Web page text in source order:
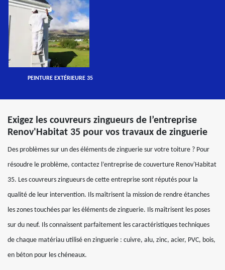
PEINTURE EXTÉRIEURE 35
Exigez les couvreurs zingueurs de l’entreprise
Renov'Habitat 35 pour vos travaux de zinguerie
Des problèmes sur un des éléments de zinguerie sur votre toiture ? Pour
résoudre le problème, contactez l’entreprise de couverture Renov'Habitat
35. Les couvreurs zingueurs de cette entreprise sont réputés pour la
qualité de leur intervention. Ils maîtrisent la mission de rendre étanches
les zones touchées par les éléments de zinguerie. Ils maîtrisent les poses
sur du neuf. Ils connaissent parfaitement les caractéristiques techniques
de chaque matériau utilisé en zinguerie : cuivre, alu, zinc, acier, PVC, bois,
en béton pour les chéneaux.